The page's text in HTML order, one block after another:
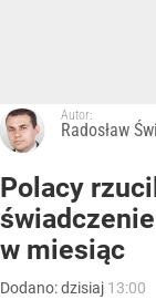
Autor:
Radosław
Polacy
w miesiąc
Dodano:dzisiaj 13:00